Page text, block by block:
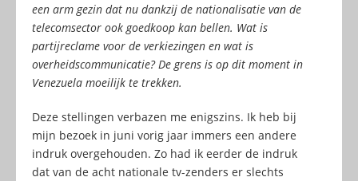
een arm gezin dat nu dankzij de nationalisatie van de
telecomsector ook goedkoop kan bellen. Wat is
partijreclame voor de verkiezingen en wat is
overheidscommunicatie? De grens is op dit moment in
Venezuela moeilijk te trekken.
Deze stellingen verbazen me enigszins. Ik heb bij
mijn bezoek in juni vorig jaar immers een andere
indruk overgehouden. Zo had ik eerder de indruk
dat van de acht nationale tv-zenders er slechts